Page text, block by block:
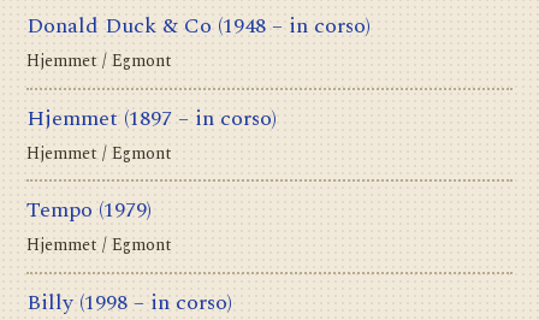
Donald Duck & Co (1948 – in corso)
Hjemmet / Egmont
Hjemmet (1897 – in corso)
Hjemmet / Egmont
Tempo (1979)
Hjemmet / Egmont
Billy (1998 – in corso)